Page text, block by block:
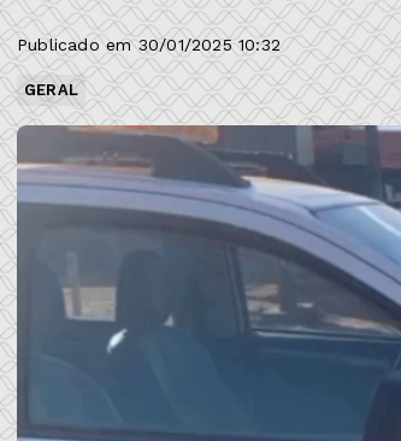
Publicado em 30/01/2025 10:32
GERAL